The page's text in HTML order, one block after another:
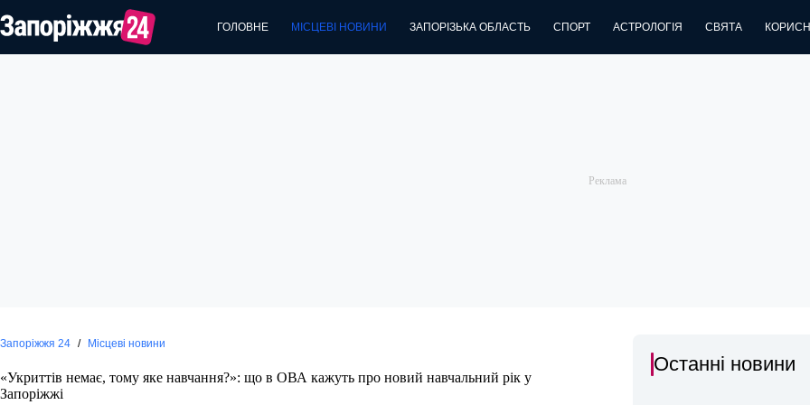
до
вмісту
ГОЛОВНЕ МІСЦЕВІ НОВИНИ ЗАПОРІЗЬКА ОБЛАСТЬ СПОРТ АСТРОЛОГІЯ СВЯТА
Запоріжжя 24 / Місцеві новини
«Укриттів немає, тому яке навчання?»: що в ОВА кажуть про новий навчальний рік у
Запоріжжі
Останні новини